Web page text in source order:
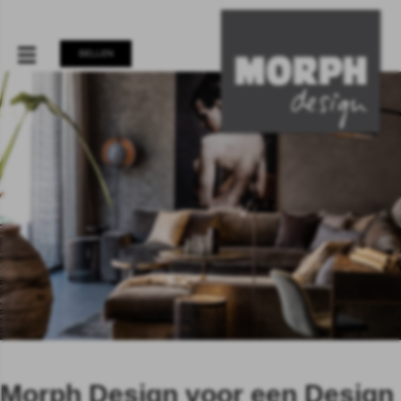
BELLEN
Morph Design voor een Design